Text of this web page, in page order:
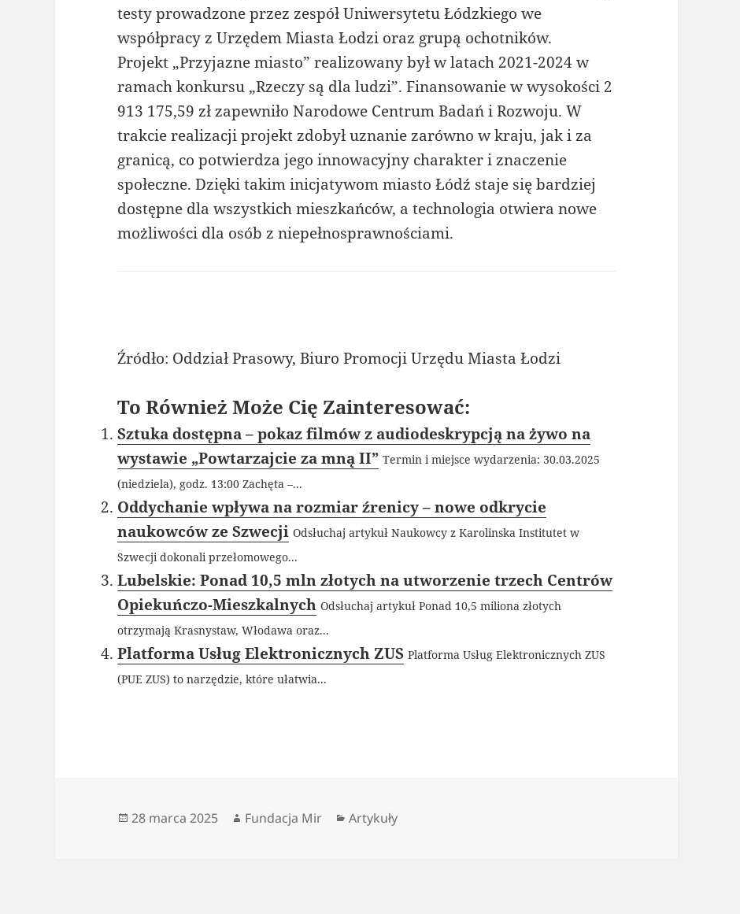
testy prowadzone przez zespół Uniwersytetu Łódzkiego we
współpracy z Urzędem Miasta Łodzi oraz grupą ochotników.
Projekt „Przyjazne miasto” realizowany był w latach 2021-2024 w
ramach konkursu „Rzeczy są dla ludzi”. Finansowanie w wysokości 2
913 175,59 zł zapewniło Narodowe Centrum Badań i Rozwoju. W
trakcie realizacji projekt zdobył uznanie zarówno w kraju, jak i za
granicą, co potwierdza jego innowacyjny charakter i znaczenie
społeczne. Dzięki takim inicjatywom miasto Łódź staje się bardziej
dostępne dla wszystkich mieszkańców, a technologia otwiera nowe
możliwości dla osób z niepełnosprawnościami.
Źródło: Oddział Prasowy, Biuro Promocji Urzędu Miasta Łodzi
To Również Może Cię Zainteresować:
Sztuka dostępna – pokaz filmów z audiodeskrypcją na żywo na
wystawie „Powtarzajcie za mną II” Termin i miejsce wydarzenia: 30.03.2025
(niedziela), godz. 13:00 Zachęta –...
Oddychanie wpływa na rozmiar źrenicy – nowe odkrycie
naukowców ze Szwecji Odsłuchaj artykuł Naukowcy z Karolinska Institutet w
Szwecji dokonali przełomowego...
Lubelskie: Ponad 10,5 mln złotych na utworzenie trzech Centrów
Opiekuńczo-Mieszkalnych Odsłuchaj artykuł Ponad 10,5 miliona złotych
otrzymają Krasnystaw, Włodawa oraz...
Platforma Usług Elektronicznych ZUS Platforma Usług Elektronicznych ZUS
(PUE ZUS) to narzędzie, które ułatwia...
Data
28 marca 2025 Autor
Fundacja Mir Kategorie
Artykuły